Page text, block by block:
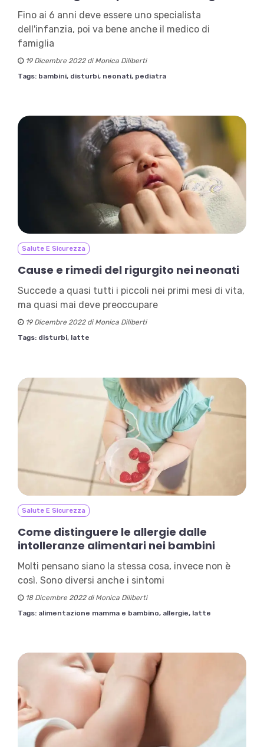
Fino ai 6 anni deve essere uno specialista
dell'infanzia, poi va bene anche il medico di
famiglia
19 Dicembre 2022 di Monica Diliberti
Tags: bambini, disturbi, neonati, pediatra
Salute E Sicurezza
Cause e rimedi del rigurgito nei neonati
Succede a quasi tutti i piccoli nei primi mesi di vita,
ma quasi mai deve preoccupare
19 Dicembre 2022 di Monica Diliberti
Tags: disturbi, latte
Salute E Sicurezza
Come distinguere le allergie dalle
intolleranze alimentari nei bambini
Molti pensano siano la stessa cosa, invece non è
così. Sono diversi anche i sintomi
18 Dicembre 2022 di Monica Diliberti
Tags: alimentazione mamma e bambino, allergie, latte